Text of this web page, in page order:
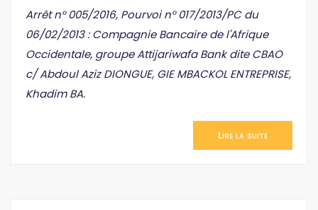
Arrêt n° 005/2016, Pourvoi n° 017/2013/PC du
06/02/2013 : Compagnie Bancaire de l'Afrique
Occidentale, groupe Attijariwafa Bank dite CBAO
c/ Abdoul Aziz DIONGUE, GIE MBACKOL ENTREPRISE,
Khadim BA.
Lire la suite